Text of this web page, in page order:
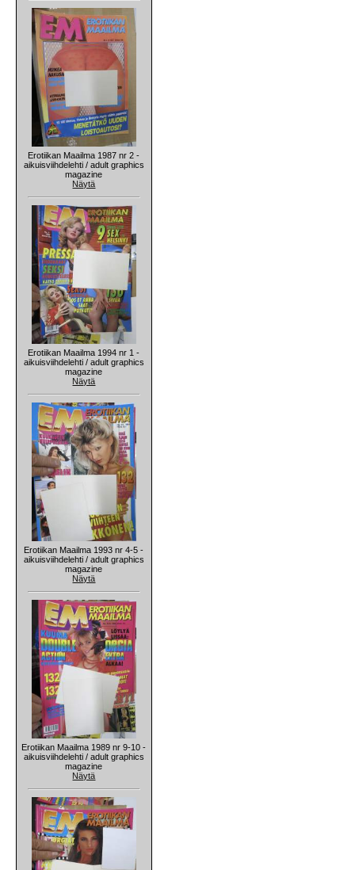
Erotiikan Maailma 1987 nr 2 -
aikuisviihdelehti / adult graphics
magazine
Näytä
Erotiikan Maailma 1994 nr 1 -
aikuisviihdelehti / adult graphics
magazine
Näytä
Erotiikan Maailma 1993 nr 4-5 -
aikuisviihdelehti / adult graphics
magazine
Näytä
Erotiikan Maailma 1989 nr 9-10 -
aikuisviihdelehti / adult graphics
magazine
Näytä